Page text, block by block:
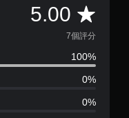
5.00 平
均
評
分
7個評分
100%
0%
0%